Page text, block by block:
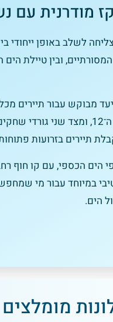
מודרנית עם
לשלב באופן ייחודי
ובין טיילת
מבוקש עבור תיירים
מצד אחד חומות ומבצרים מהמאה
תיירים בזרועות
הים הכספי, עם קו חוף
במיוחד עבור מי
הים.